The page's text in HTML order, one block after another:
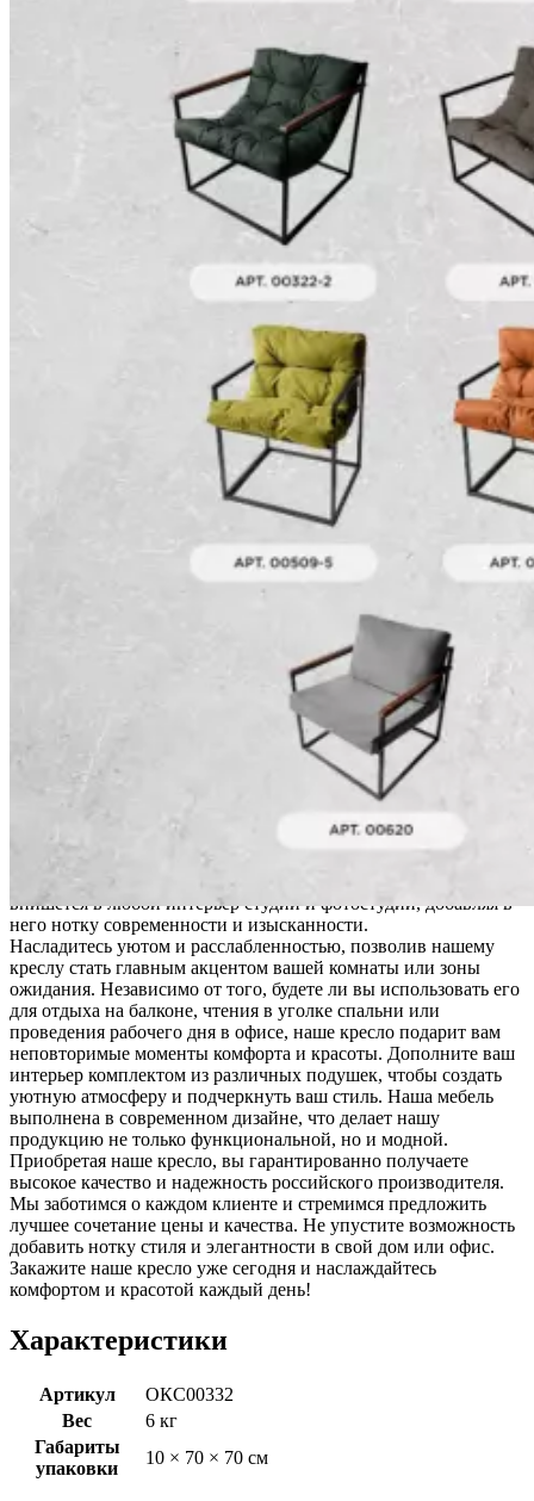
Комфи + оксфорд серый,
белый металл
Основные характеристики
ОКС00332
Серый оксфорд, белый металл
Ш69 х Г69 х В69 см
Материалы:
Материал корпуса мебели - металл Покрытие
корпуса - порошковое Материал обивки - оксфорд
Высота сидения - 35 см
Сборный металлокаркас, гамак, подушка,
пластиковые заглушки, болты, ключ, инструкция, подарок.
+
Категории: Кресла уличные
Кресло
Приветствуем вас в мире современной мебели и стиля лофт!
Представляем вам наше превосходное кресло, которое станет
настоящей жемчужиной вашего интерьера. Наше кресло – это
элегантное сочетание комфорта и стиля. Оно идеально
подойдет для гостиной, спальни, офисного помещения или
веранды и дачи. Мягкое сиденье с высокой спинкой обеспечит
вам оптимальную поддержку и комфорт во время отдыха или
Кресло выполнено из металлического каркаса, без деревянных
подлокотников, что придает ему особый шарм и прочность.
Благодаря своему дизайну в стиле лофт, оно гармонично
впишется в любой интерьер студии и фотостудии, добавляя в
него нотку современности и изысканности.
Насладитесь уютом и расслабленностью, позволив нашему
креслу стать главным акцентом вашей комнаты или зоны
ожидания. Независимо от того, будете ли вы использовать его
для отдыха на балконе, чтения в уголке спальни или
проведения рабочего дня в офисе, наше кресло подарит вам
неповторимые моменты комфорта и красоты. Дополните ваш
интерьер комплектом из различных подушек, чтобы создать
уютную атмосферу и подчеркнуть ваш стиль. Наша мебель
выполнена в современном дизайне, что делает нашу
продукцию не только функциональной, но и модной.
Приобретая наше кресло, вы гарантированно получаете
высокое качество и надежность российского производителя.
Мы заботимся о каждом клиенте и стремимся предложить
лучшее сочетание цены и качества. Не упустите возможность
добавить нотку стиля и элегантности в свой дом или офис.
Закажите наше кресло уже сегодня и наслаждайтесь
комфортом и красотой каждый день!
Характеристики
Артикул
ОКС00332
Вес
6 кг
Габариты
упаковки
10 × 70 × 70 см